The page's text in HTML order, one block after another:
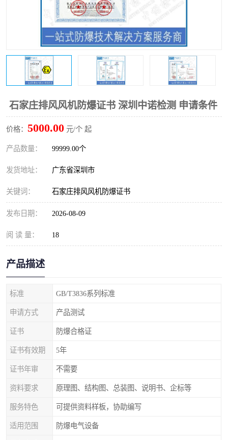
石家庄排风风机防爆证书 深圳中诺检测 申请条件
价格： 5000.00 元/个 起
产品数量： 99999.00个
发货地址： 广东省深圳市
关键词： 石家庄排风风机防爆证书
发布日期： 2026-08-09
阅 读 量： 18
产品描述
标准 GB/T3836系列标准
申请方式 产品测试
证书 防爆合格证
证书有效期 5年
证书年审 不需要
资料要求 原理图、结构图、总装图、说明书、企标等
服务特色 可提供资料样板，协助编写
适用范围 防爆电气设备
SIL认证
防爆电气检测机构 防爆合格证代理机构